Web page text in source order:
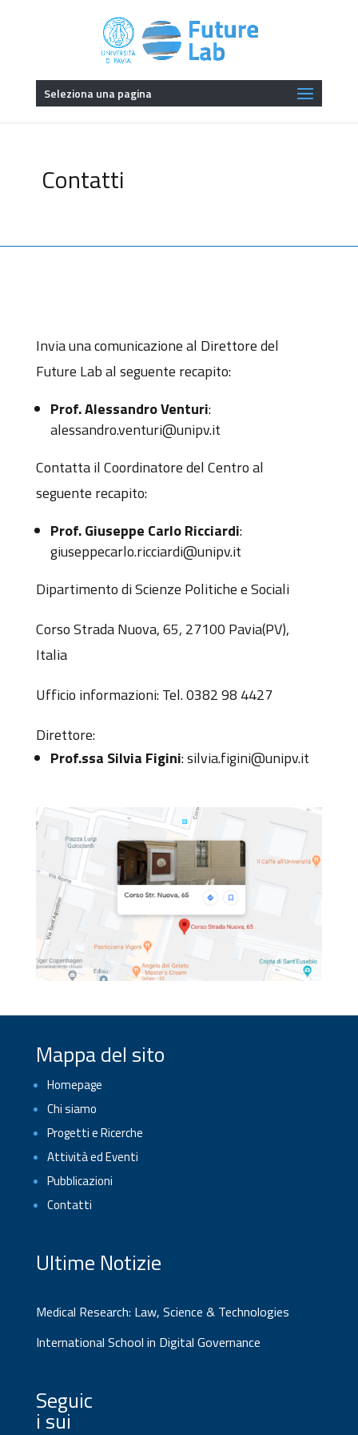
Seleziona una pagina
Contatti
Invia una comunicazione al Direttore del
Future Lab al seguente recapito:
Prof. Alessandro Venturi:
alessandro.venturi@unipv.it
Contatta il Coordinatore del Centro al
seguente recapito:
Prof. Giuseppe Carlo Ricciardi:
giuseppecarlo.ricciardi@unipv.it
Dipartimento di Scienze Politiche e Sociali
Corso Strada Nuova, 65, 27100 Pavia(PV),
Italia
Ufficio informazioni: Tel. 0382 98 4427
Direttore:
Prof.ssa Silvia Figini: silvia.figini@unipv.it
Mappa del sito
Homepage
Chi siamo
Progetti e Ricerche
Attività ed Eventi
Pubblicazioni
Contatti
Ultime Notizie
Medical Research: Law, Science & Technologies
International School in Digital Governance
Seguic
i sui